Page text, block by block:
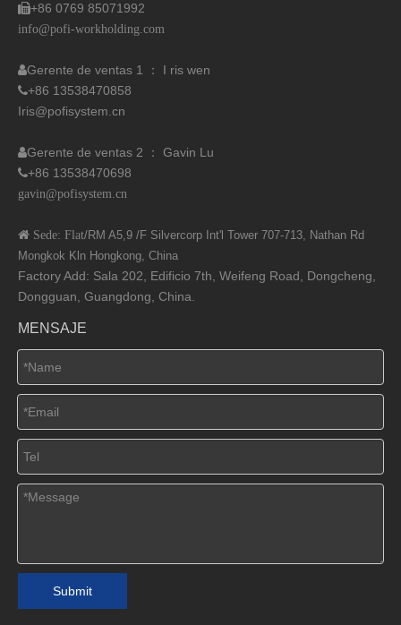
+86 0769 85071992
info@pofi-workholding.com
Gerente de ventas 1 ： I ris wen
+86 13538470858
Iris@pofisystem.cn
Gerente de ventas 2 ： Gavin Lu
+86 13538470698
gavin@pofisystem.cn
 Sede: Flat/RM A5,9 /F Silvercorp Int'l Tower 707-713, Nathan Rd
Mongkok Kln Hongkong, China
Factory Add: Sala 202, Edificio 7th, Weifeng Road, Dongcheng,
Dongguan, Guangdong, China.
MENSAJE
Submit